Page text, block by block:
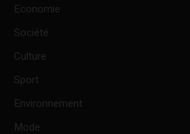
Economie
Société
Culture
Sport
Environnement
Mode